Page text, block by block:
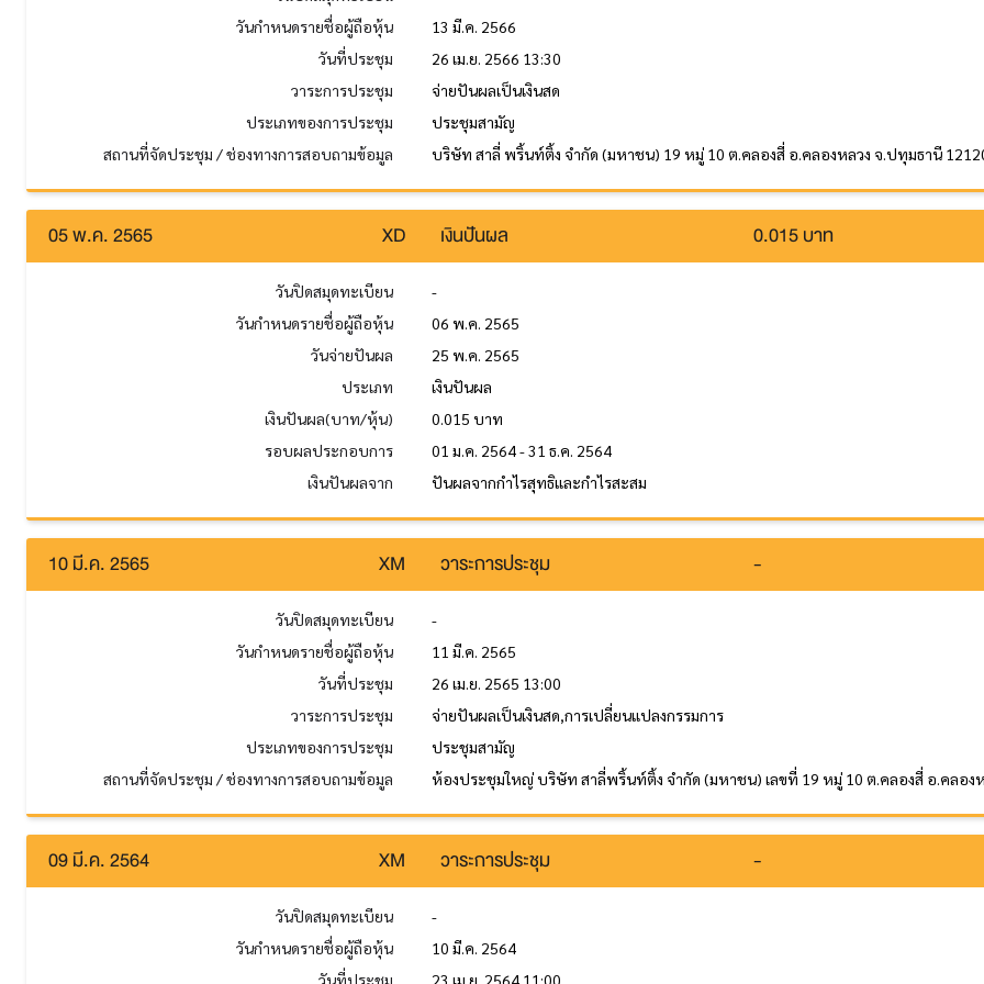
วันกำหนดรายชื่อผู้ถือหุ้น
13 มี.ค. 2566
วันที่ประชุม
26 เม.ย. 2566 13:30
วาระการประชุม
จ่ายปันผลเป็นเงินสด
ประเภทของการประชุม
ประชุมสามัญ
สถานที่จัดประชุม / ช่องทางการสอบถามข้อมูล
บริษัท สาลี่ พริ้นท์ติ้ง จำกัด (มหาชน) 19 หมู่ 10 ต.คลองสี่ อ.คลองหลวง จ.ปทุมธานี
05 พ.ค. 2565 XD เงินปันผล 0.015 บาท
วันปิดสมุดทะเบียน
-
วันกำหนดรายชื่อผู้ถือหุ้น
06 พ.ค. 2565
วันจ่ายปันผล
25 พ.ค. 2565
ประเภท
เงินปันผล
เงินปันผล(บาท/หุ้น)
0.015 บาท
รอบผลประกอบการ
01 ม.ค. 2564 - 31 ธ.ค. 2564
เงินปันผลจาก
ปันผลจากกำไรสุทธิและกำไรสะสม
10 มี.ค. 2565 XM วาระการประชุม -
วันปิดสมุดทะเบียน
-
วันกำหนดรายชื่อผู้ถือหุ้น
11 มี.ค. 2565
วันที่ประชุม
26 เม.ย. 2565 13:00
วาระการประชุม
จ่ายปันผลเป็นเงินสด,การเปลี่ยนแปลงกรรมการ
ประเภทของการประชุม
ประชุมสามัญ
สถานที่จัดประชุม / ช่องทางการสอบถามข้อมูล
ห้องประชุมใหญ่ บริษัท สาลี่พริ้นท์ติ้ง จำกัด (มหาชน) เลขที่ 19 หมู่ 10 ต.คลองสี่ อ.คลอง
09 มี.ค. 2564 XM วาระการประชุม -
วันปิดสมุดทะเบียน
-
วันกำหนดรายชื่อผู้ถือหุ้น
10 มี.ค. 2564
วันที่ประชุม
23 เม.ย. 2564 11:00